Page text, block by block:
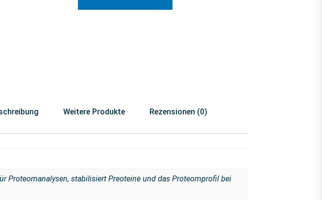
Weitere Produkte Rezensionen (0)
Proteomanalysen, stabilisiert Preoteine und das Proteomprofil bei